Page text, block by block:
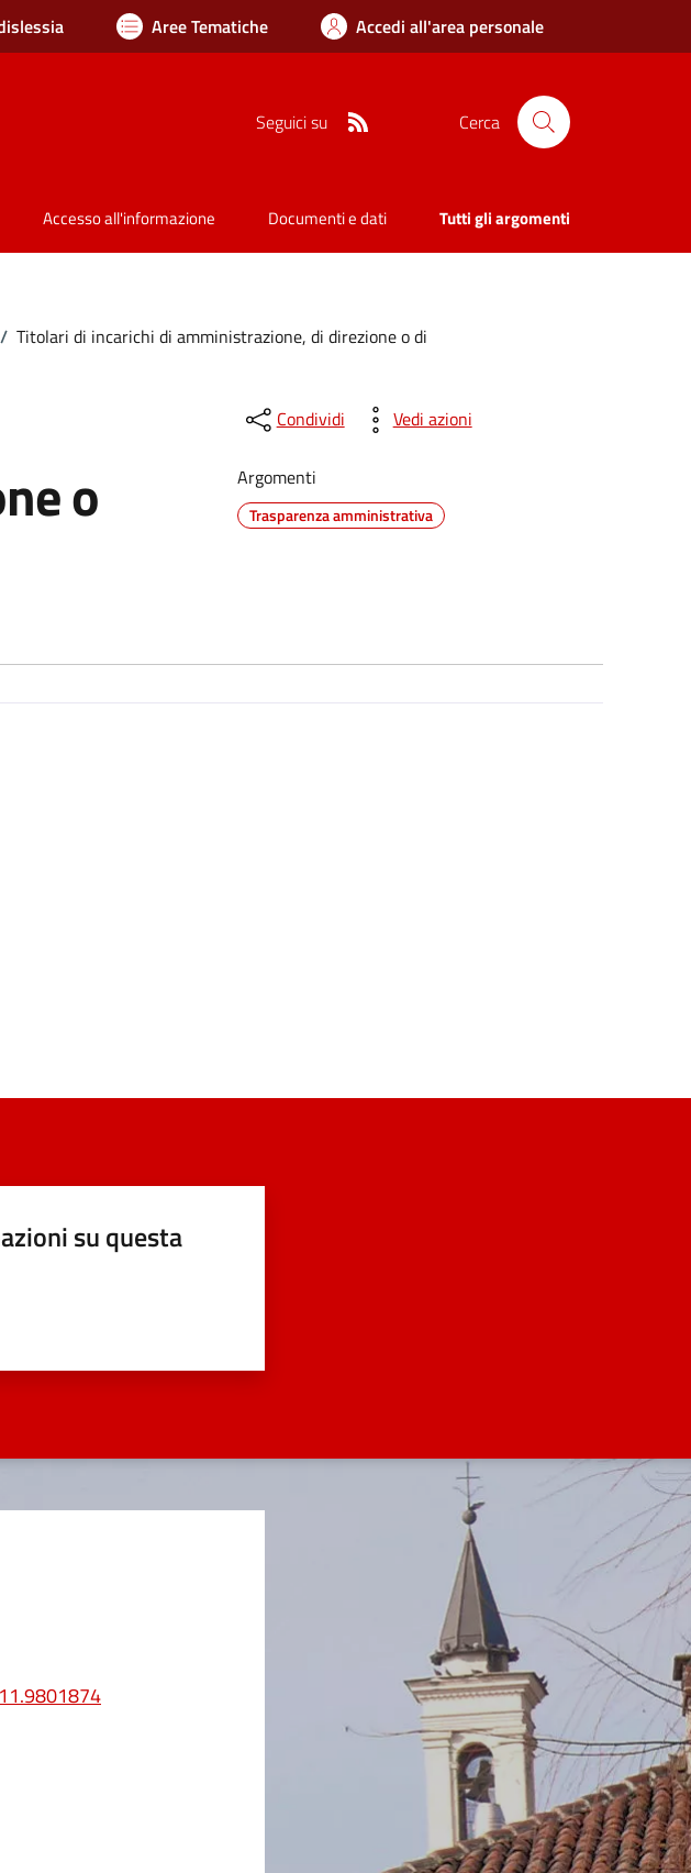
Aree Tematiche Accedi all'area personale
Seguici su Cerca
Accesso all'informazione Documenti e dati Tutti gli argomenti
/ Titolari di incarichi di amministrazione, di direzione o di
o
Condividi Vedi azioni
Argomenti
Trasparenza amministrativa
su questa